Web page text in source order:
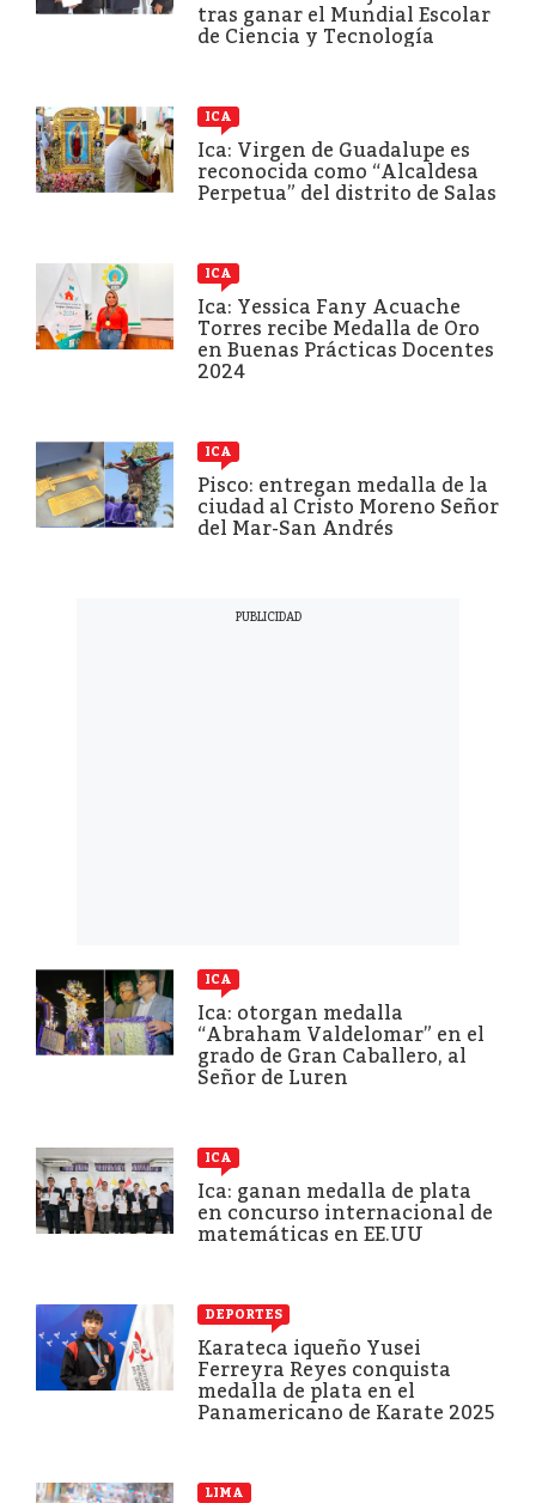
tras ganar el Mundial Escolar
de Ciencia y Tecnología
ICA
Ica: Virgen de Guadalupe es
reconocida como “Alcaldesa
Perpetua” del distrito de Salas
ICA
Ica: Yessica Fany Acuache
Torres recibe Medalla de Oro
en Buenas Prácticas Docentes
2024
ICA
Pisco: entregan medalla de la
ciudad al Cristo Moreno Señor
del Mar-San Andrés
ICA
Ica: otorgan medalla
“Abraham Valdelomar” en el
grado de Gran Caballero, al
Señor de Luren
ICA
Ica: ganan medalla de plata
en concurso internacional de
matemáticas en EE.UU
DEPORTES
Karateca iqueño Yusei
Ferreyra Reyes conquista
medalla de plata en el
Panamericano de Karate 2025
LIMA